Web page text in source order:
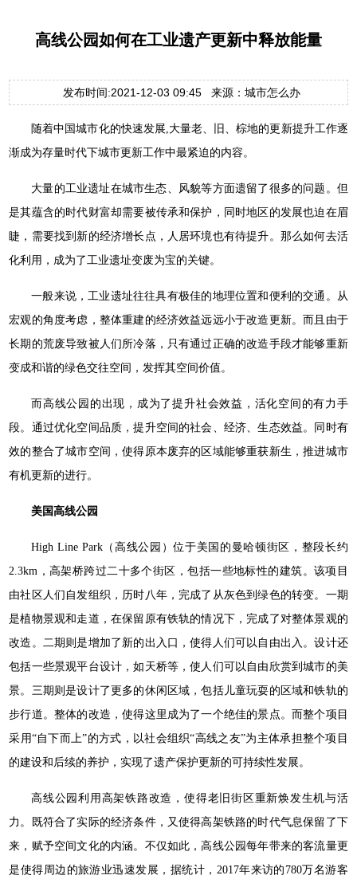
高线公园如何在工业遗产更新中释放能量
发布时间:2021-12-03 09:45 来源：城市怎么办
随着中国城市化的快速发展,大量老、旧、棕地的更新提升工作逐
渐成为存量时代下城市更新工作中最紧迫的内容。
大量的工业遗址在城市生态、风貌等方面遗留了很多的问题。但
是其蕴含的时代财富却需要被传承和保护，同时地区的发展也迫在眉
睫，需要找到新的经济增长点，人居环境也有待提升。那么如何去活
化利用，成为了工业遗址变废为宝的关键。
一般来说，工业遗址往往具有极佳的地理位置和便利的交通。从
宏观的角度考虑，整体重建的经济效益远远小于改造更新。而且由于
长期的荒废导致被人们所冷落，只有通过正确的改造手段才能够重新
变成和谐的绿色交往空间，发挥其空间价值。
而高线公园的出现，成为了提升社会效益，活化空间的有力手
段。通过优化空间品质，提升空间的社会、经济、生态效益。同时有
效的整合了城市空间，使得原本废弃的区域能够重获新生，推进城市
有机更新的进行。
美国高线公园
High Line Park（高线公园）位于美国的曼哈顿街区，整段长约
2.3km，高架桥跨过二十多个街区，包括一些地标性的建筑。该项目
由社区人们自发组织，历时八年，完成了从灰色到绿色的转变。一期
是植物景观和走道，在保留原有铁轨的情况下，完成了对整体景观的
改造。二期则是增加了新的出入口，使得人们可以自由出入。设计还
包括一些景观平台设计，如天桥等，使人们可以自由欣赏到城市的美
景。三期则是设计了更多的休闲区域，包括儿童玩耍的区域和铁轨的
步行道。整体的改造，使得这里成为了一个绝佳的景点。而整个项目
采用“自下而上”的方式，以社会组织“高线之友”为主体承担整个项目
的建设和后续的养护，实现了遗产保护更新的可持续性发展。
高线公园利用高架铁路改造，使得老旧街区重新焕发生机与活
力。既符合了实际的经济条件，又使得高架铁路的时代气息保留了下
来，赋予空间文化的内涵。不仅如此，高线公园每年带来的客流量更
是使得周边的旅游业迅速发展，据统计，2017年来访的780万名游客